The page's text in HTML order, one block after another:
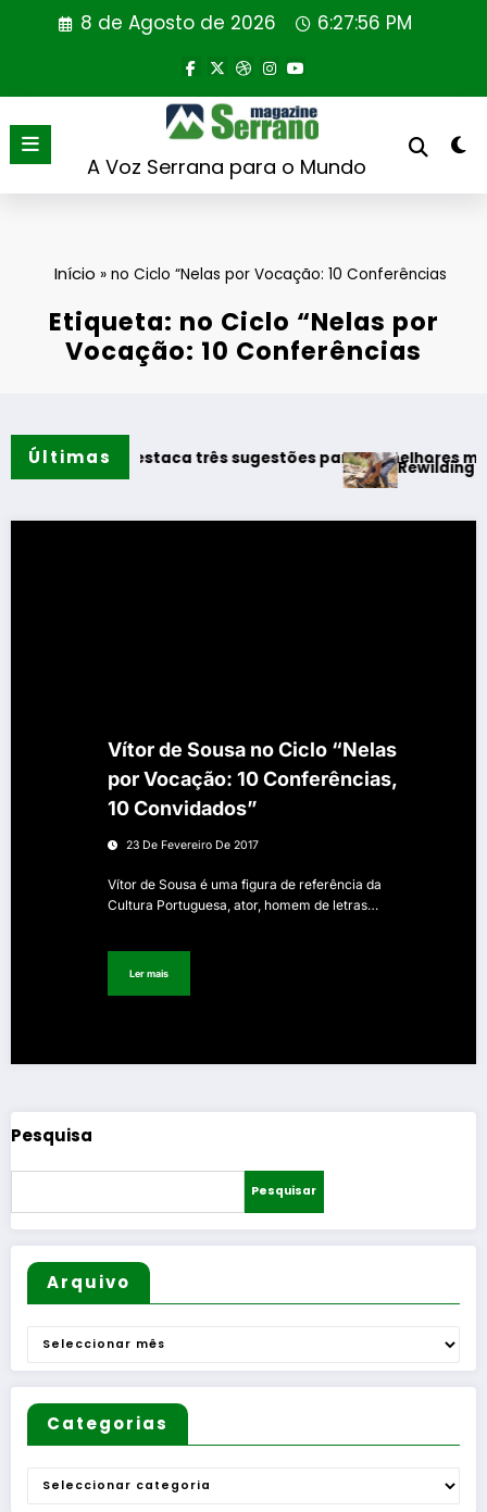
8 de Agosto de 2026 6:27:56 PM
A Voz Serrana para o Mundo
Início »no Ciclo “Nelas por Vocação: 10 Conferências
Etiqueta: no Ciclo “Nelas por
Vocação: 10 Conferências
Últimas
destaca três sugestões para os melhores
Rewilding
Vítor de Sousa no Ciclo “Nelas
por Vocação: 10 Conferências,
10 Convidados”
23 De Fevereiro De 2017
Vítor de Sousa é uma figura de referência da
Cultura Portuguesa, ator, homem de letras…
Ler mais
Pesquisa
Pesquisar
Arquivo
Arquivo
Categorias
Categorias